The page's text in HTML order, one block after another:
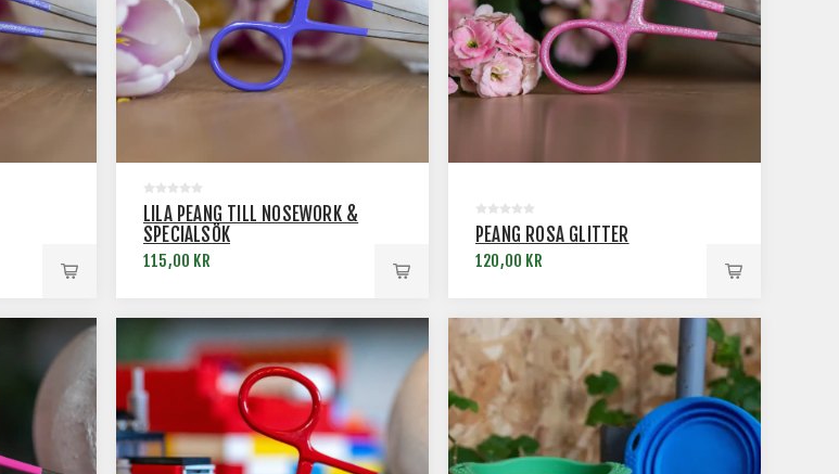
LILA PEANG TILL NOSEWORK &
SPECIALSÖK
115,00 KR
PEANG ROSA GLITTER
120,00 KR